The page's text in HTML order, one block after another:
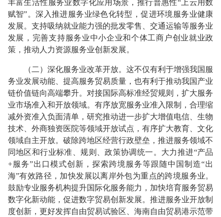
丰富生活性服务业数字化应用场景，推行普惠性“上云用数
赋智”。深入推进服务业绿色化转型，促进环境服务业健康
发展。支持吸纳就业能力强的批发零售、交通运输等服务业
发展，完善支持服务业中小企业和个体工商户创业就业政
策，推动人力资源服务业创新发展。
（二）深化服务业改革开放。这不仅有利于增强我国服
务业发展动能、提高服务贸易质量，也有利于推动我国产业
链价值链向高端攀升。对接国际高标准经贸规则，扩大服务
业市场准入和开放领域。有序放宽服务业准入限制，合理缩
减外资准入负面清单，研究推动进一步扩大增值电信、生物
技术、外商独资医院等领域开放试点，有序扩大教育、文化
领域自主开放。破除跨地区经营行政壁垒，推进服务领域不
同地区和行业标准、规则、政策协调统一。大力推进“产品
+服务”出口模式创新，探索跨境服务等跟随中国制造“出
海”有效路径，加快发展以离岸外包为重点的跨境服务业。
鼓励专业服务机构提升国际化服务能力，加快培育服务贸易
数字化新动能，促进数字贸易创新发展。推进服务业开放制
度创新，更好发挥自由贸易试验区、海南自由贸易港示范带